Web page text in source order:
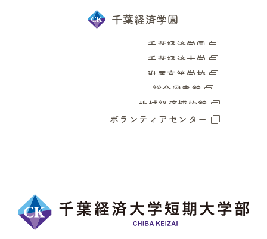
千葉経済学園
千葉経済学園
千葉経済大学
附属高等学校
総合図書館
地域経済博物館
ボランティアセンター